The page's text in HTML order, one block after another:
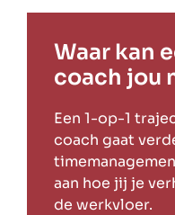
Waar kan
coach jou
Een 1-op-1
coach gaat
aan hoe jij je
de werkvloer.